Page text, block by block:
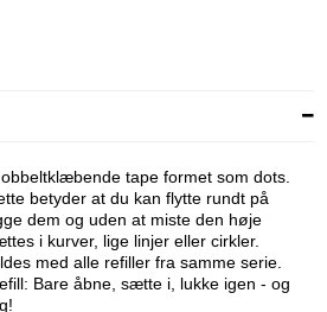
tape formet som dots.
betyder at du kan flytte rundt på
dem og uden at miste den høje
i kurver, lige linjer eller cirkler.
med alle refiller fra samme serie.
Bare åbne, sætte i, lukke igen - og